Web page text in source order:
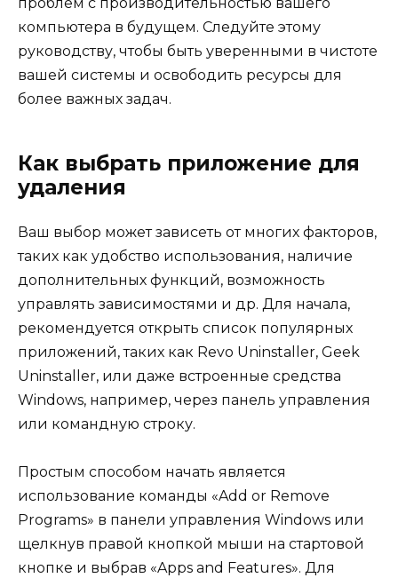
компьютера в будущем. Следуйте этому
руководству, чтобы быть уверенными в чистоте
вашей системы и освободить ресурсы для
более важных задач.
Как выбрать приложение для
удаления
Ваш выбор может зависеть от многих факторов,
таких как удобство использования, наличие
дополнительных функций, возможность
управлять зависимостями и др. Для начала,
рекомендуется открыть список популярных
приложений, таких как Revo Uninstaller, Geek
Uninstaller, или даже встроенные средства
Windows, например, через панель управления
или командную строку.
Простым способом начать является
использование команды «Add or Remove
Programs» в панели управления Windows или
щелкнув правой кнопкой мыши на стартовой
кнопке и выбрав «Apps and Features». Для